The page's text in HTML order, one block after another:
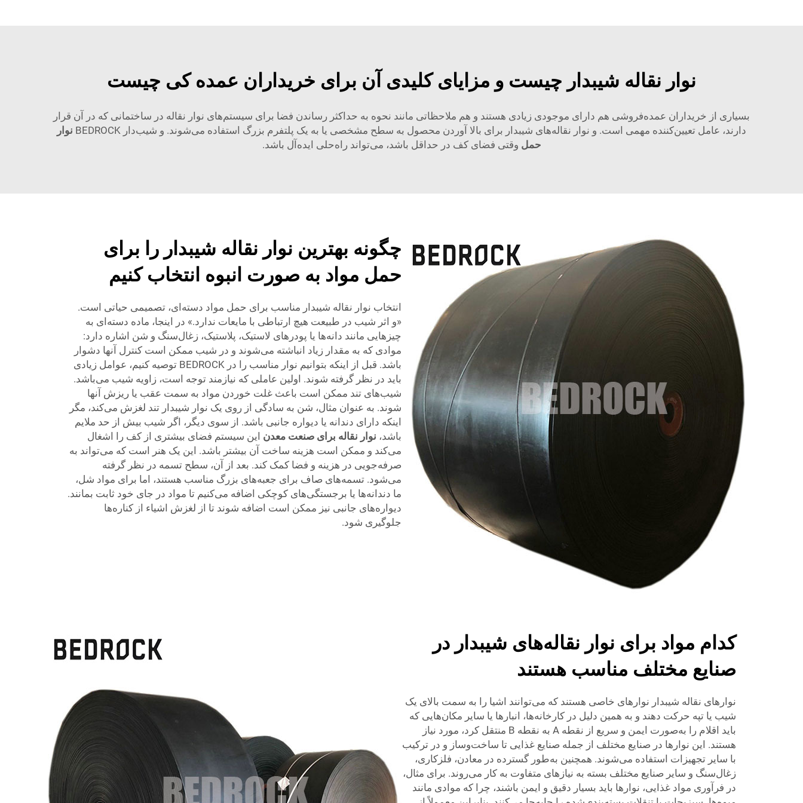
نوار نقاله شیبدار چیست و مزایای کلیدی آن برای خریداران عمده کی چیست
بسیاری از خریداران عمده‌فروشی هم دارای موجودی زیادی هستند و هم ملاحظاتی مانند نحوه به حداکثر رساندن فضا برای سیستم‌های نوار نقاله در ساختمانی که در آن قرار
دارند، عامل تعیین‌کننده مهمی است. و نوار نقاله‌های شیبدار برای بالا آوردن محصول به سطح مشخصی یا به یک پلتفرم بزرگ استفاده می‌شوند. و شیب‌دار BEDROCK
نوار
حمل وقتی فضای کف در حداقل باشد، می‌تواند راه‌حلی ایده‌آل باشد.
چگونه بهترین نوار نقاله شیبدار را برای
حمل مواد به صورت انبوه انتخاب کنیم
انتخاب نوار نقاله شیبدار مناسب برای حمل مواد دسته‌ای، تصمیمی حیاتی است.
«و اثر شیب در طبیعت هیچ ارتباطی با مایعات ندارد.» در اینجا، ماده دسته‌ای به
چیزهایی مانند دانه‌ها یا پودرهای لاستیک، پلاستیک، زغال‌سنگ و شن اشاره دارد:
موادی که به مقدار زیاد انباشته می‌شوند و در شیب ممکن است کنترل آنها دشوار
باشد. قبل از اینکه بتوانیم نوار مناسب را در BEDROCK توصیه کنیم، عوامل زیادی
باید در نظر گرفته شوند. اولین عاملی که نیازمند توجه است، زاویه شیب می‌باشد.
شیب‌های تند ممکن است باعث غلت خوردن مواد به سمت عقب یا ریزش آنها
شوند. به عنوان مثال، شن به سادگی از روی یک نوار شیبدار تند لغزش می‌کند، مگر
اینکه دارای دندانه یا دیواره جانبی باشد. از سوی دیگر، اگر شیب بیش از حد ملایم
باشد، نوار نقاله برای صنعت معدن این سیستم فضای بیشتری از کف را اشغال
می‌کند و ممکن است هزینه ساخت آن بیشتر باشد. این یک هنر است که می‌تواند به
صرفه‌جویی در هزینه و فضا کمک کند. بعد از آن، سطح تسمه در نظر گرفته
می‌شود. تسمه‌های صاف برای جعبه‌های بزرگ مناسب هستند، اما برای مواد شل،
ما دندانه‌ها یا برجستگی‌های کوچکی اضافه می‌کنیم تا مواد در جای خود ثابت بمانند.
دیواره‌های جانبی نیز ممکن است اضافه شوند تا از لغزش اشیاء از کناره‌ها
جلوگیری شود.
کدام مواد برای نوار نقاله‌های شیبدار در
صنایع مختلف مناسب هستند
نوارهای نقاله شیبدار نوارهای خاصی هستند که می‌توانند اشیا را به سمت بالای یک
شیب یا تپه حرکت دهند و به همین دلیل در کارخانه‌ها، انبارها یا سایر مکان‌هایی که
باید اقلام را به‌صورت ایمن و سریع از نقطه A به نقطه B منتقل کرد، مورد نیاز
هستند. این نوارها در صنایع مختلف از جمله صنایع غذایی تا ساخت‌وساز و در ترکیب
با سایر تجهیزات استفاده می‌شوند. همچنین به‌طور گسترده در معادن، فلزکاری،
زغال‌سنگ و سایر صنایع مختلف بسته به نیازهای متفاوت به کار می‌روند. برای مثال،
در فرآوری مواد غذایی، نوارها باید بسیار دقیق و ایمن باشند، چرا که موادی مانند